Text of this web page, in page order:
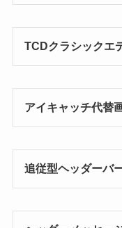
TCDクラシックエ
アイキャッチ代替
追従型ヘッダーバ